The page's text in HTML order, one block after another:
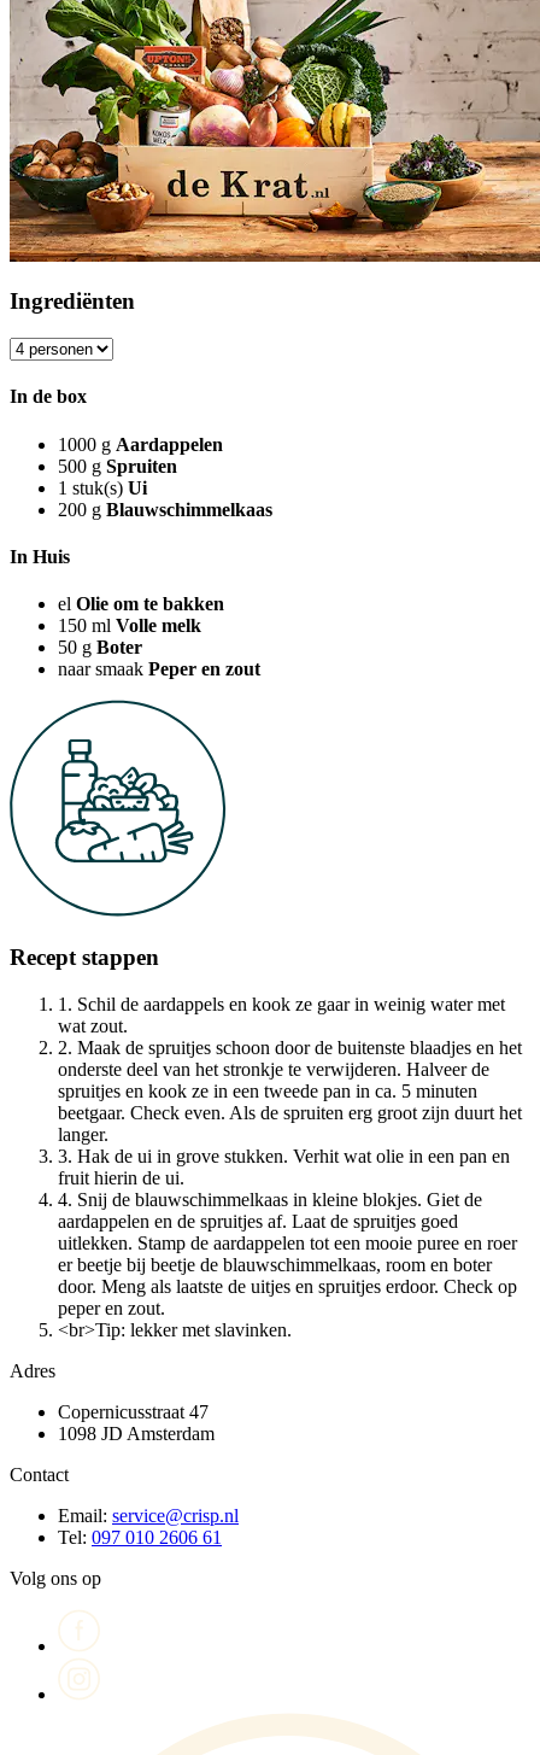
Ingrediënten
In de box
1000 g Aardappelen
500 g Spruiten
1 stuk(s) Ui
200 g Blauwschimmelkaas
In Huis
el Olie om te bakken
150 ml Volle melk
50 g Boter
naar smaak Peper en zout
Recept stappen
1. Schil de aardappels en kook ze gaar in weinig water met
wat zout.
2. Maak de spruitjes schoon door de buitenste blaadjes en het
onderste deel van het stronkje te verwijderen. Halveer de
spruitjes en kook ze in een tweede pan in ca. 5 minuten
beetgaar. Check even. Als de spruiten erg groot zijn duurt het
langer.
3. Hak de ui in grove stukken. Verhit wat olie in een pan en
fruit hierin de ui.
4. Snij de blauwschimmelkaas in kleine blokjes. Giet de
aardappelen en de spruitjes af. Laat de spruitjes goed
uitlekken. Stamp de aardappelen tot een mooie puree en roer
er beetje bij beetje de blauwschimmelkaas, room en boter
door. Meng als laatste de uitjes en spruitjes erdoor. Check op
peper en zout.
<br>Tip: lekker met slavinken.
Adres
Copernicusstraat 47
1098 JD Amsterdam
Contact
Email: service@crisp.nl
Tel: 097 010 2606 61
Volg ons op